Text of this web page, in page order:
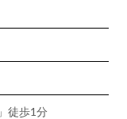
徒歩1分